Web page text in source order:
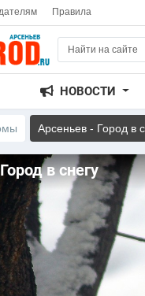
Правила
НОВОСТИ
Арсеньев - Город в
в снегу